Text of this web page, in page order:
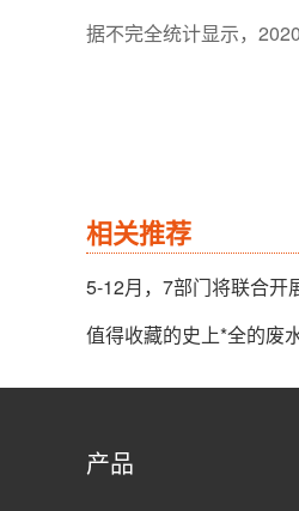
据不完全统计显示，
相关推荐
5-12月，7部门将联合开
值得收藏的史上*全的废
产品